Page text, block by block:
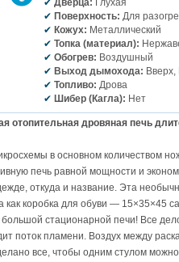
Дверца: Глухая
Поверхность: Для
Кожух: Металлический
Топка (материал):
Обогрев: Воздушный
Выход дымохода:
Топливо: Дрова
Шибер (Кагла): Нет
отопительная дровяная печь
в основном количеством
печь равной мощности и
откуда и название. Эта
как коробка для обуви — 15×35×45
стационарной печи! Все
поток пламени. Воздух между
все, чтобы одним стулом